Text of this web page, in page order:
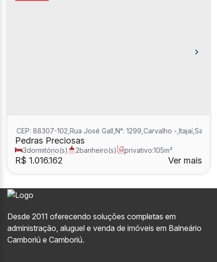
Pedras Preciosas
R$ 1.016.162
CEP: 88307-102 Rua José Gall N°: 1299 Carvalho Itajaí Santa
3dormitório(s) 2banheiro(s) privativo:105m²
2 sala(s) 1suíte(s) Ver mais
Desde 2011 oferecendo soluções completas em
administração, aluguel e venda de imóveis em Balneário
Camboriú e Camboriú.